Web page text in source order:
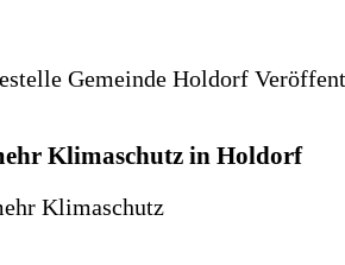
Gemeinde Holdorf
Klimaschutz in Holdorf